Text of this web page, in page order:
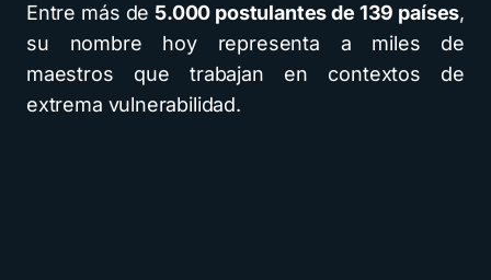
Entre más de 5.000 postulantes de 139 países,
su nombre hoy representa a miles de
maestros que trabajan en contextos de
extrema vulnerabilidad.